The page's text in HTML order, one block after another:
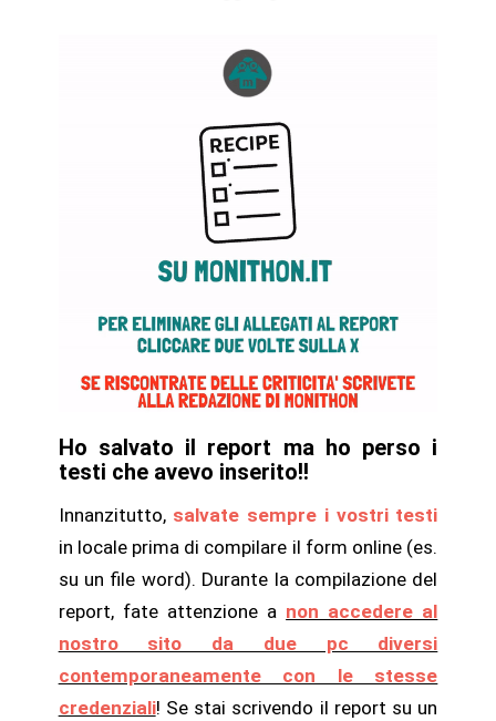
Ho salvato il report ma ho perso i
testi che avevo inserito!!
Innanzitutto, salvate sempre i vostri testi
in locale prima di compilare il form online (es.
su un file word). Durante la compilazione del
report, fate attenzione a non accedere al
nostro sito da due pc diversi
contemporaneamente con le stesse
credenziali! Se stai scrivendo il report su un